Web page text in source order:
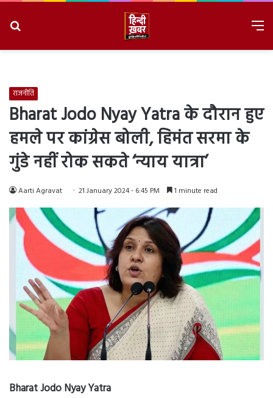
राजनीति
Bharat Jodo Nyay Yatra के दौरान हुए
हमले पर कांग्रेस बोली, हिमंत सरमा के
गुंडे नहीं रोक सकते ‘न्याय यात्रा’
Aarti Agravat 21 January 2024 - 6:45 PM 1 minute read
Bharat Jodo Nyay Yatra